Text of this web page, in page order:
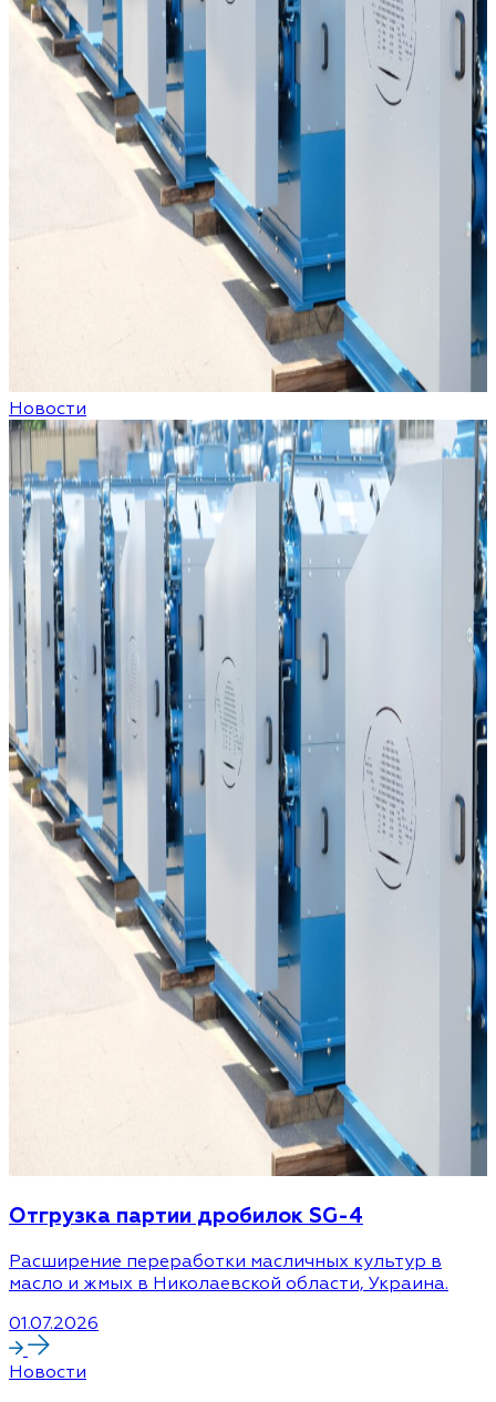
Новости
Отгрузка партии дробилок SG-4
Расширение переработки масличных культур в
масло и жмых в Николаевской области, Украина.
01.07.2026
Новости